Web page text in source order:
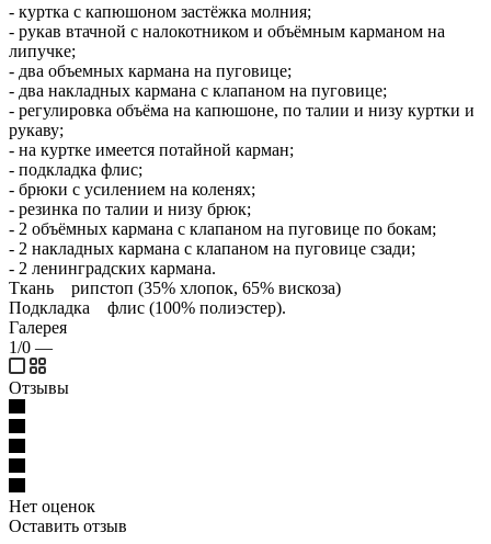
- куртка с капюшоном застёжка молния;
- рукав втачной с налокотником и объёмным карманом на
липучке;
- два объемных кармана на пуговице;
- два накладных кармана с клапаном на пуговице;
- регулировка объёма на капюшоне, по талии и низу куртки и
рукаву;
- на куртке имеется потайной карман;
- подкладка флис;
- брюки с усилением на коленях;
- резинка по талии и низу брюк;
- 2 объёмных кармана с клапаном на пуговице по бокам;
- 2 накладных кармана с клапаном на пуговице сзади;
- 2 ленинградских кармана.
Ткань рипстоп (35% хлопок, 65% вискоза)
Подкладка флис (100% полиэстер).
Галерея
1/0 —
Отзывы
Нет оценок
Оставить отзыв